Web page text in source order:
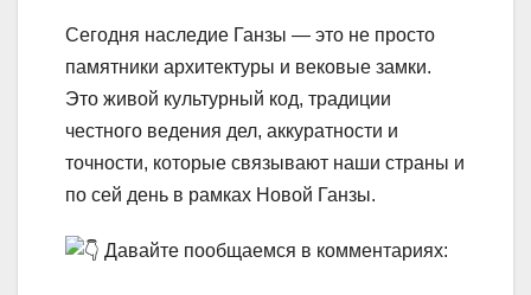
Сегодня наследие Ганзы — это не просто
памятники архитектуры и вековые замки.
Это живой культурный код, традиции
честного ведения дел, аккуратности и
точности, которые связывают наши страны и
по сей день в рамках Новой Ганзы.
Давайте пообщаемся в комментариях: